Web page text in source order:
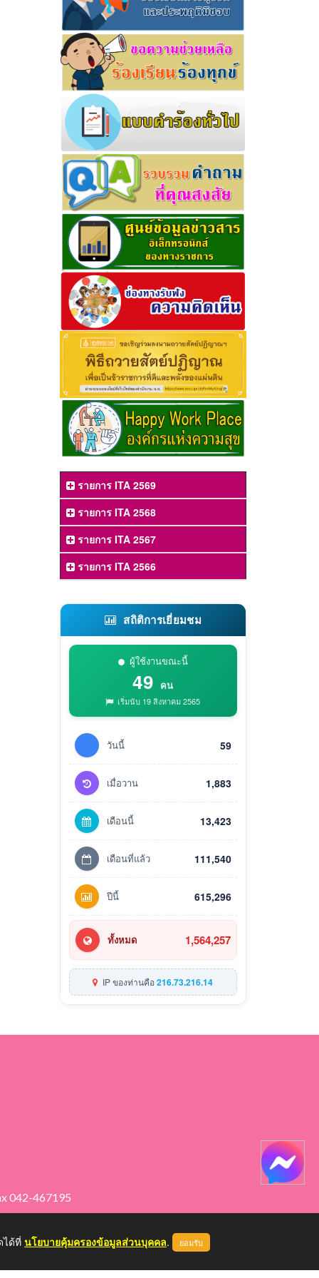
รายการ ITA 2569
รายการ ITA 2568
รายการ ITA 2567
รายการ ITA 2566
สถิติการเยี่ยมชม
ผู้ใช้งานขณะนี้
49 คน
เริ่มนับ 19 สิงหาคม 2565
วันนี้ 59
เมื่อวาน 1,883
เดือนนี้ 13,423
เดือนที่แล้ว 111,540
ปีนี้ 615,296
ทั้งหมด 1,564,257
IP ของท่านคือ216.73.216.14
042-467195
ได้ที่ นโยบายคุ้มครองข้อมูลส่วนบุคคล. ยอมรับ